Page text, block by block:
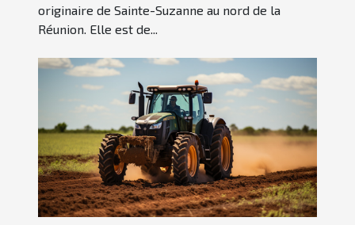
originaire de Sainte-Suzanne au nord de la
Réunion. Elle est de...